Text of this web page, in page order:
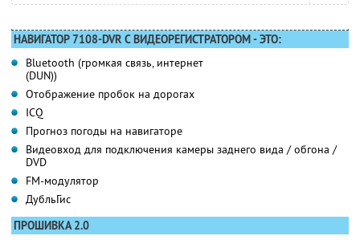
НАВИГАТОР 7108-DVR С ВИДЕОРЕГИСТРАТОРОМ - ЭТО:
Bluetooth (громкая связь, интернет
(DUN))
Отображение пробок на дорогах
ICQ
Прогноз погоды на навигаторе
Видеовход для подключения камеры заднего вида / обгона /
DVD
FM-модулятор
ДубльГис
ПРОШИВКА 2.0